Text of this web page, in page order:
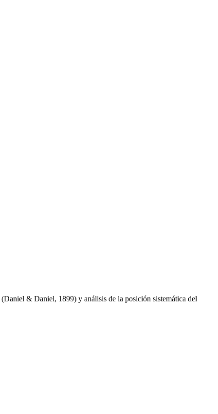
& Daniel, 1899) y análisis de la posición sistemática del